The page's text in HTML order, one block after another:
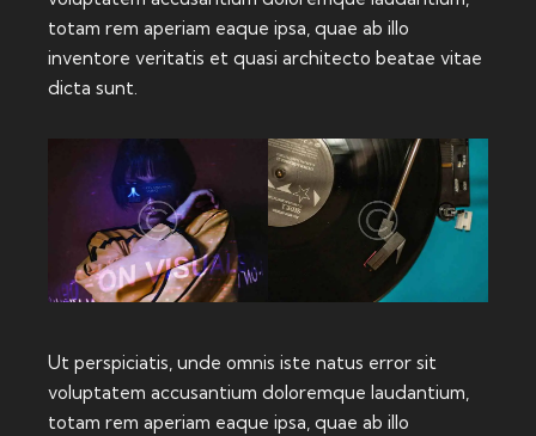
totam rem aperiam eaque ipsa, quae ab illo
inventore veritatis et quasi architecto beatae vitae
dicta sunt.
Ut perspiciatis, unde omnis iste natus error sit
voluptatem accusantium doloremque laudantium,
totam rem aperiam eaque ipsa, quae ab illo